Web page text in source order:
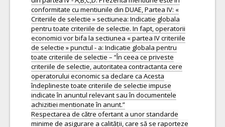
conformitate cu mentiunile din DUAE, Partea IV: «
Criteriile de selectie » sectiunea: Indicatie globala
pentru toate criteriile de selectie. In fapt, operatorii
economici vor bifa la sectiunea « partea IV criteriile
de selectie » punctul - a: Indicatie globala pentru
toate criteriile de selectie – “În ceea ce priveste
criteriile de selectie, autoritatea contractanta cere
operatorului economic sa declare ca Acesta
îndeplineste toate criteriile de selectie impuse
indicate în anuntul relevant sau în documentele
achizitiei mentionate în anunt.”
Respectarea de către ofertant a unor standarde
minime de asigurare a calității, care să se raporteze